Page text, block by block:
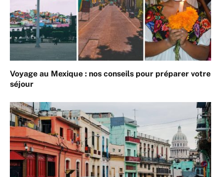
Voyage au Mexique : nos conseils pour préparer votre
séjour